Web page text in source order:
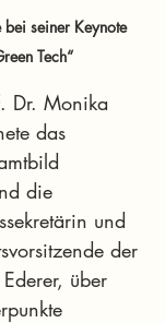
seiner Keynote
Tech“
Dr. Monika
das
die
und
der
über